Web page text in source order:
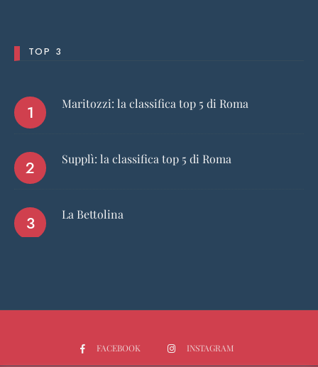
TOP 3
Maritozzi: la classifica top 5 di Roma
Supplì: la classifica top 5 di Roma
La Bettolina
FACEBOOK INSTAGRAM